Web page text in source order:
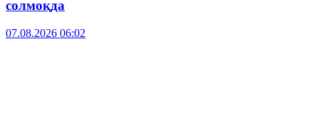
солмоқда
07.08.2026 06:02